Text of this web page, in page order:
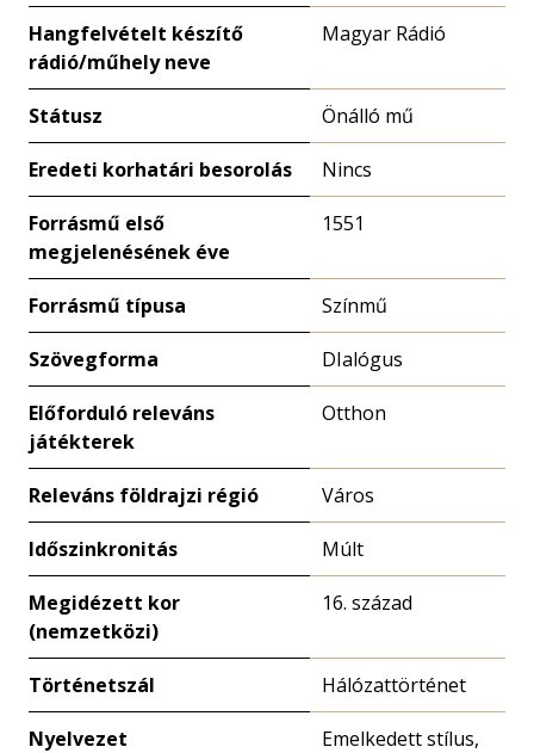
Hangfelvételt készítő
rádió/műhely neve
Magyar Rádió
Státusz Önálló mű
Eredeti korhatári besorolás Nincs
Forrásmű első
megjelenésének éve
1551
Forrásmű típusa Színmű
Szövegforma DIalógus
Előforduló releváns
játékterek
Otthon
Releváns földrajzi régió Város
Időszinkronitás Múlt
Megidézett kor
(nemzetközi)
16. század
Történetszál Hálózattörténet
Nyelvezet
Emelkedett stílus,